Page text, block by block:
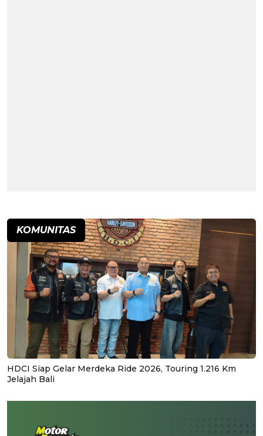
KOMUNITAS
HDCI Siap Gelar Merdeka Ride 2026, Touring 1.216 Km
Jelajah Bali